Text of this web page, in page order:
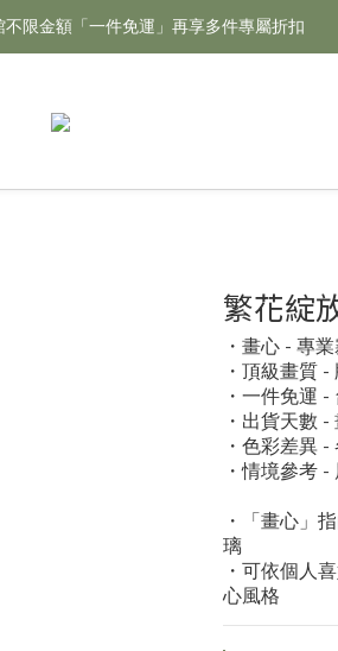
不限金額「一件免運」再享多件專屬折扣
不限金額「一件免運」再享多件專屬折扣
不限金額「一件免運」再享多件專屬折扣
繁花綻
・畫心 - 專
・頂級畫質
・一件免運
・出貨天數
・色彩差異
・情境參考
・「畫心」
璃
・可依個人
心風格